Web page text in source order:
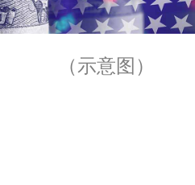
（示意图）